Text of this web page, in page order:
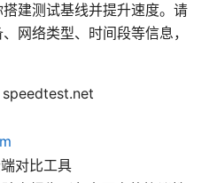
建测试基线并提升速度。请
网络类型、时间段等信息，
对比工具